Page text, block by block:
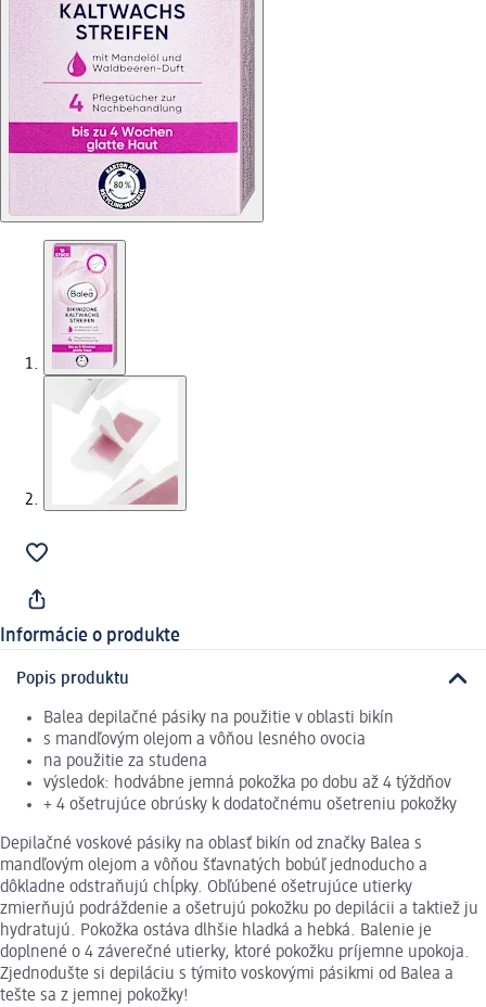
Informácie o produkte
Popis produktu
Balea depilačné pásiky na použitie v oblasti bikín
s mandľovým olejom a vôňou lesného ovocia
na použitie za studena
výsledok: hodvábne jemná pokožka po dobu až 4 týždňov
+ 4 ošetrujúce obrúsky k dodatočnému ošetreniu pokožky
Depilačné voskové pásiky na oblasť bikín od značky Balea s
mandľovým olejom a vôňou šťavnatých bobúľ jednoducho a
dôkladne odstraňujú chĺpky. Obľúbené ošetrujúce utierky
zmierňujú podráždenie a ošetrujú pokožku po depilácii a taktiež ju
hydratujú. Pokožka ostáva dlhšie hladká a hebká. Balenie je
doplnené o 4 záverečné utierky, ktoré pokožku príjemne upokoja.
Zjednodušte si depiláciu s týmito voskovými pásikmi od Balea a
tešte sa z jemnej pokožky!